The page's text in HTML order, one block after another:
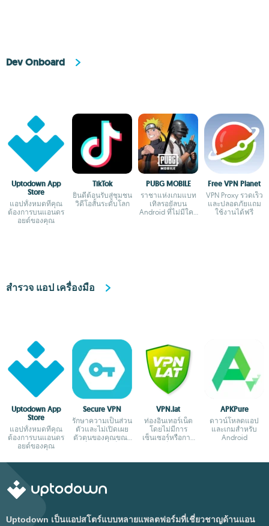
Dev Onboard
Uptodown App
Store
แอปทั้งหมดที่คุณ
ต้องการบนแอนดร
อยด์ของคุณ
TikTok
ยินดีต้อนรับสู่ชุมชน
วิดีโอสั้นระดับโลก
PUBG MOBILE
ราชาแห่งเกมแบท
เทิลรอยัลบน
Android ที่ไม่มีใคร
Free VPN Planet
VPN Proxy รวดเร็ว
และปลอดภัยแถม
ใช้งานได้ฟรี
สำรวจ แอป เครื่องมือ
Uptodown App
Store
แอปทั้งหมดที่คุณ
ต้องการบนแอนดร
อยด์ของคุณ
Secure VPN
รักษาความเป็นส่วน
ตัวและไม่เปิดเผย
ตัวตนของคุณขณะ
VPN.lat
ท่องอินเทอร์เน็ต
โดยไม่มีการ
เซ็นเซอร์หรือการ
APKPure
ดาวน์โหลดแอป
และเกมสำหรับ
Android
Uptodown เป็นแอปสโตร์แบบหลายแพลตฟอร์มที่เชี่ยวชาญด้านแอน